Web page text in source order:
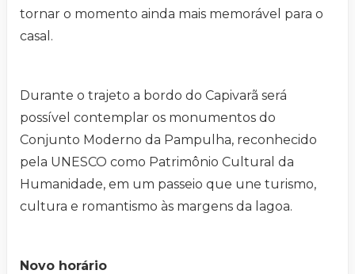
tornar o momento ainda mais memorável para o
casal.
Durante o trajeto a bordo do Capivarã será
possível contemplar os monumentos do
Conjunto Moderno da Pampulha, reconhecido
pela UNESCO como Patrimônio Cultural da
Humanidade, em um passeio que une turismo,
cultura e romantismo às margens da lagoa.
Novo horário